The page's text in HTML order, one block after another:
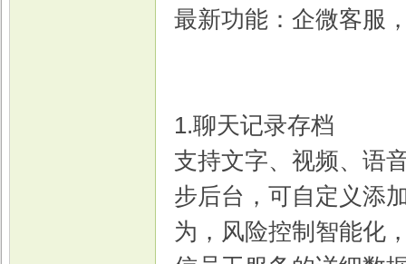
最新功能：企微客服
1.聊天记录存档
支持文字、视频、语
步后台，可自定义添
为，风险控制智能化